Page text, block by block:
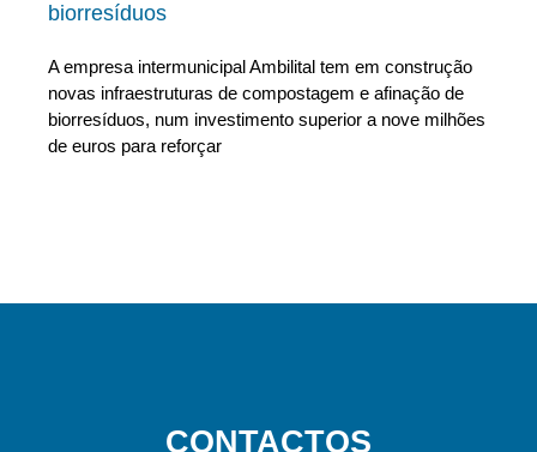
biorresíduos
A empresa intermunicipal Ambilital tem em construção
novas infraestruturas de compostagem e afinação de
biorresíduos, num investimento superior a nove milhões
de euros para reforçar
CONTACTOS